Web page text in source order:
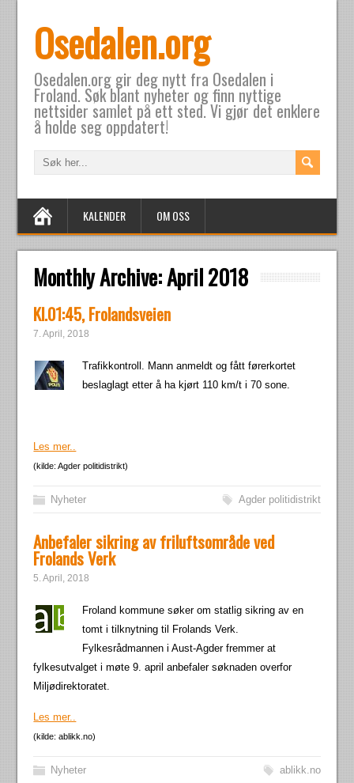
Osedalen.org
Osedalen.org gir deg nytt fra Osedalen i
Froland. Søk blant nyheter og finn nyttige
nettsider samlet på ett sted. Vi gjør det enklere
å holde seg oppdatert!
KALENDER OM OSS
Monthly Archive:April 2018
Kl.01:45, Frolandsveien
7. April, 2018
Trafikkontroll. Mann anmeldt og fått førerkortet
beslaglagt etter å ha kjørt 110 km/t i 70 sone.
Les mer..
(kilde: Agder politidistrikt)
Nyheter Agder politidistrikt
Anbefaler sikring av friluftsområde ved
Frolands Verk
5. April, 2018
Froland kommune søker om statlig sikring av en
tomt i tilknytning til Frolands Verk.
Fylkesrådmannen i Aust-Agder fremmer at
fylkesutvalget i møte 9. april anbefaler søknaden overfor
Miljødirektoratet.
Les mer..
(kilde: ablikk.no)
Nyheter ablikk.no